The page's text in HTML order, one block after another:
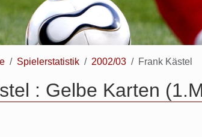
Spielerstatistik 2002/03 Frank Kästel
: Gelbe Karten